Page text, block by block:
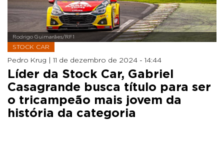
Rodrigo Guimarães/RF1
STOCK CAR
Pedro Krug | 11 de dezembro de 2024 - 14:44
Líder da Stock Car, Gabriel
Casagrande busca título para ser
o tricampeão mais jovem da
história da categoria